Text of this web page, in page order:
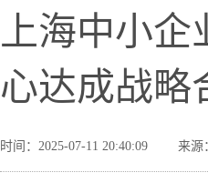
上海中小企
心达成战略
时间：2025-07-11 20:40:09 来源